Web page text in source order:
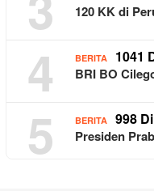
120 KK di
4 BERITA 1041
BRI BO
5 BERITA 998
Presiden